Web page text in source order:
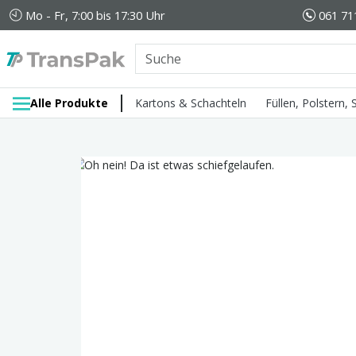
Mo - Fr, 7:00 bis 17:30 Uhr 061
Alle Produkte Kartons & Schachteln Füllen, Polstern,